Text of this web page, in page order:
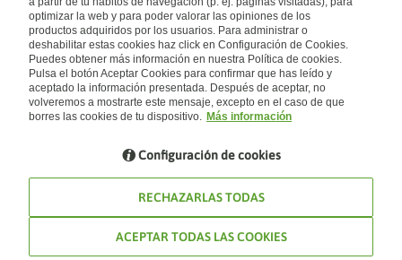
Trabaja con nosotros
El Corte Inglés
Canal Ético
Catálogos
Auto check-in
Condiciones Generales
Política de privacidad
Política de cookies
Accesibilidad
Empresas/ Grupos
Internacional
España
Visita nuestro blog
Blog de Viajes el Corte inglés
optimizar la web y para poder valorar las opiniones de los
productos adquiridos por los usuarios. Para administrar o
deshabilitar estas cookies haz click en Configuración de Cookies.
Puedes obtener más información en nuestra Política de cookies.
Pulsa el botón Aceptar Cookies para confirmar que has leído y
aceptado la información presentada. Después de aceptar, no
volveremos a mostrarte este mensaje, excepto en el caso de que
borres las cookies de tu dispositivo. Más información
Configuración de cookies
RECHAZARLAS TODAS
ACEPTAR TODAS LAS COOKIES